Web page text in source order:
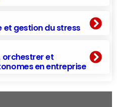
et gestion du stress
orchestrer et
en entreprise